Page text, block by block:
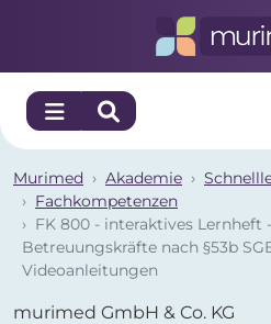
Murimed Akademie
Fachkompetenzen
FK 800 - interaktives Lernheft
Betreuungskräfte nach §53b
Videoanleitungen
murimed GmbH & Co. KG